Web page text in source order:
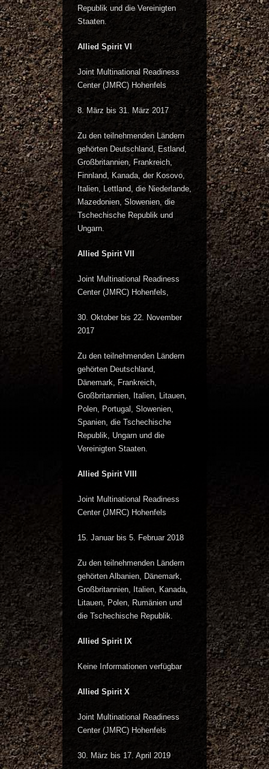
Republik und die Vereinigten
Staaten.
Allied Spirit VI
Joint Multinational Readiness
Center (JMRC) Hohenfels
8. März bis 31. März 2017
Zu den teilnehmenden Ländern
gehörten Deutschland, Estland,
Großbritannien, Frankreich,
Finnland, Kanada, der Kosovo,
Italien, Lettland, die Niederlande,
Mazedonien, Slowenien, die
Tschechische Republik und
Ungarn.
Allied Spirit VII
Joint Multinational Readiness
Center (JMRC) Hohenfels,
30. Oktober bis 22. November
2017
Zu den teilnehmenden Ländern
gehörten Deutschland,
Dänemark, Frankreich,
Großbritannien, Italien, Litauen,
Polen, Portugal, Slowenien,
Spanien, die Tschechische
Republik, Ungarn und die
Vereinigten Staaten.
Allied Spirit VIII
Joint Multinational Readiness
Center (JMRC) Hohenfels
15. Januar bis 5. Februar 2018
Zu den teilnehmenden Ländern
gehörten Albanien, Dänemark,
Großbritannien, Italien, Kanada,
Litauen, Polen, Rumänien und
die Tschechische Republik.
Allied Spirit IX
Keine Informationen verfügbar
Allied Spirit X
Joint Multinational Readiness
Center (JMRC) Hohenfels
30. März bis 17. April 2019